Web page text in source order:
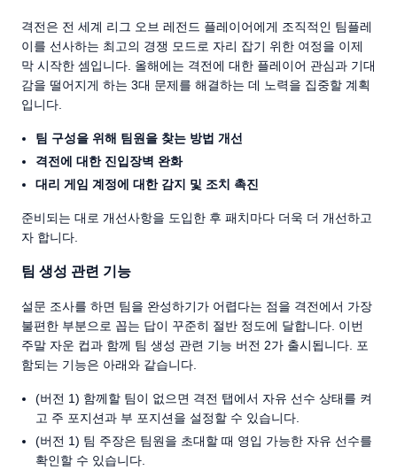
격전은 전 세계 리그 오브 레전드 플레이어에게 조직적인 팀플레
이를 선사하는 최고의 경쟁 모드로 자리 잡기 위한 여정을 이제
막 시작한 셈입니다. 올해에는 격전에 대한 플레이어 관심과 기대
감을 떨어지게 하는 3대 문제를 해결하는 데 노력을 집중할 계획
입니다.
팀 구성을 위해 팀원을 찾는 방법 개선
격전에 대한 진입장벽 완화
대리 게임 계정에 대한 감지 및 조치 촉진
준비되는 대로 개선사항을 도입한 후 패치마다 더욱 더 개선하고
자 합니다.
팀 생성 관련 기능
설문 조사를 하면 팀을 완성하기가 어렵다는 점을 격전에서 가장
불편한 부분으로 꼽는 답이 꾸준히 절반 정도에 달합니다. 이번
주말 자운 컵과 함께 팀 생성 관련 기능 버전 2가 출시됩니다. 포
함되는 기능은 아래와 같습니다.
(버전 1) 함께할 팀이 없으면 격전 탭에서 자유 선수 상태를 켜
고 주 포지션과 부 포지션을 설정할 수 있습니다.
(버전 1) 팀 주장은 팀원을 초대할 때 영입 가능한 자유 선수를
확인할 수 있습니다.